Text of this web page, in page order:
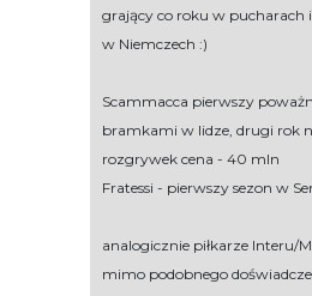
grający co roku w pucharach
w Niemczech :)
Scammacca pierwszy
bramkami w lidze, drugi rok
rozgrywek cena - 40 mln
Fratessi - pierwszy sezon w
analogicznie piłkarze Interu/
mimo podobnego